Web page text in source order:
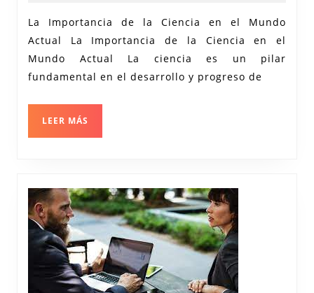
la
Ciencia
en
La Importancia de la Ciencia en el Mundo
Actual La Importancia de la Ciencia en el
Mundo Actual La ciencia es un pilar
fundamental en el desarrollo y progreso de
LEER MÁS